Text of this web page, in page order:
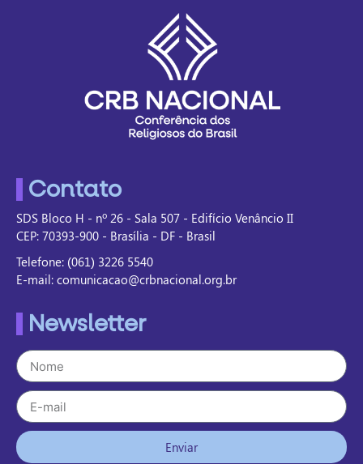
Contato
SDS Bloco H - nº 26 - Sala 507 - Edifício Venâncio II
CEP: 70393-900 - Brasília - DF - Brasil
Telefone: (061) 3226 5540
E-mail: comunicacao@crbnacional.org.br
Newsletter
Enviar